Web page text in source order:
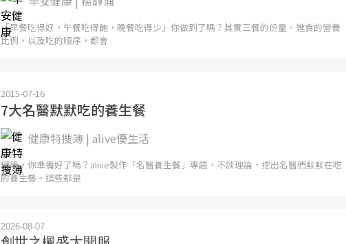
「早餐吃得好，午餐吃得飽，晚餐吃得少」你做到了嗎？其實三餐的份量、進食的營養
比例，以及吃的順序，都會
2015-07-16
7大名醫默默吃的養生餐
健康特搜簿 | alive優生活
健康，你準備好了嗎？alive製作「名醫養生餐」專題，不談理論，挖出名醫們默默在吃
的養生餐。這些都是